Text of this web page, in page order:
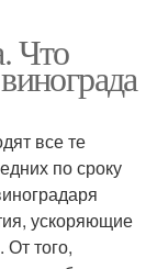
Что
все те
по сроку
ускоряющие
того,